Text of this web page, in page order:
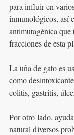
para influir en
inmunológicos, así
antimutagénica
fracciones de esta
La uña de gato es
como
colitis, gastritis,
Por otro lado,
natural diversos